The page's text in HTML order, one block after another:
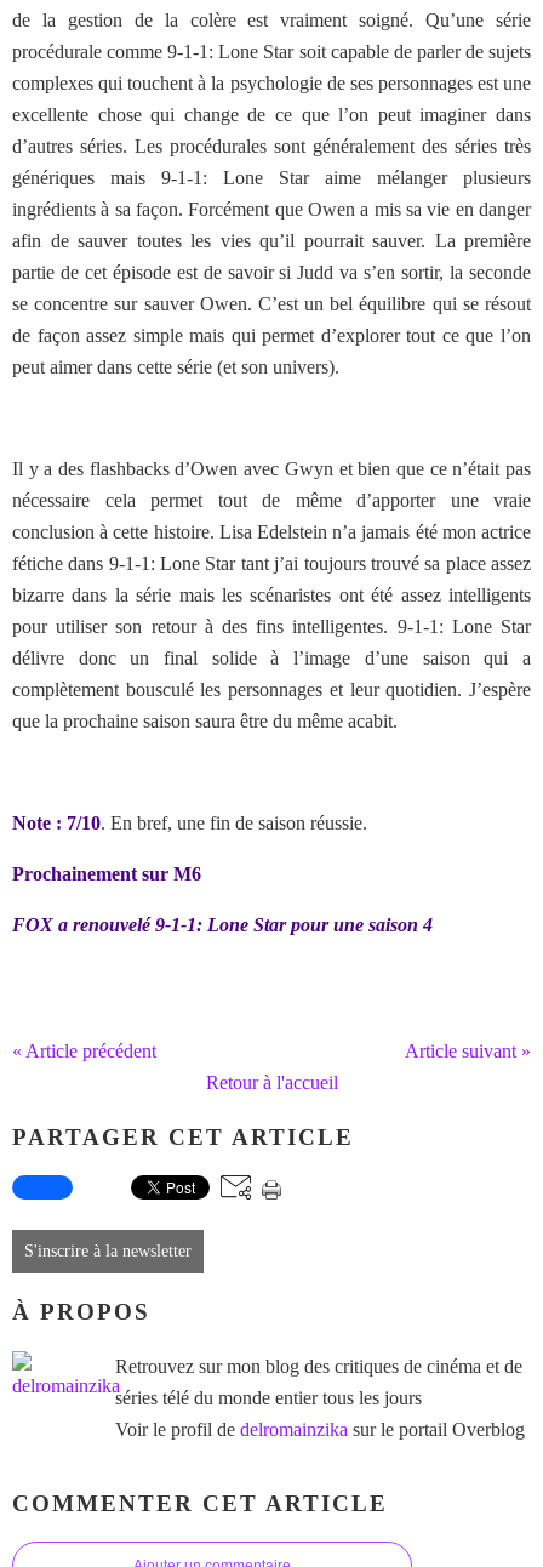
de la gestion de la colère est vraiment soigné. Qu’une série
procédurale comme 9-1-1: Lone Star soit capable de parler de sujets
complexes qui touchent à la psychologie de ses personnages est une
excellente chose qui change de ce que l’on peut imaginer dans
d’autres séries. Les procédurales sont généralement des séries très
génériques mais 9-1-1: Lone Star aime mélanger plusieurs
ingrédients à sa façon. Forcément que Owen a mis sa vie en danger
afin de sauver toutes les vies qu’il pourrait sauver. La première
partie de cet épisode est de savoir si Judd va s’en sortir, la seconde
se concentre sur sauver Owen. C’est un bel équilibre qui se résout
de façon assez simple mais qui permet d’explorer tout ce que l’on
peut aimer dans cette série (et son univers).
Il y a des flashbacks d’Owen avec Gwyn et bien que ce n’était pas
nécessaire cela permet tout de même d’apporter une vraie
conclusion à cette histoire. Lisa Edelstein n’a jamais été mon actrice
fétiche dans 9-1-1: Lone Star tant j’ai toujours trouvé sa place assez
bizarre dans la série mais les scénaristes ont été assez intelligents
pour utiliser son retour à des fins intelligentes. 9-1-1: Lone Star
délivre donc un final solide à l’image d’une saison qui a
complètement bousculé les personnages et leur quotidien. J’espère
que la prochaine saison saura être du même acabit.
Note : 7/10. En bref, une fin de saison réussie.
Prochainement sur M6
FOX a renouvelé 9-1-1: Lone Star pour une saison 4
« Article précédent
Article suivant »
Retour à l'accueil
PARTAGER CET ARTICLE
S'inscrire à la newsletter
À PROPOS
Retrouvez sur mon blog des critiques de cinéma et de
séries télé du monde entier tous les jours
Voir le profil de delromainzika sur le portail Overblog
COMMENTER CET ARTICLE